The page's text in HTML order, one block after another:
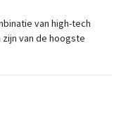
van high-tech
van de hoogste